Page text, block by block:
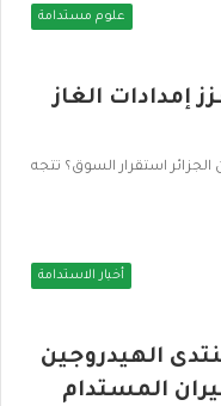
علوم مستدامة
إمدادات الغاز
الجزائر استقرار السوق؟ تتجه
أخبار الاستدامة
الهيدروجين
المستدام